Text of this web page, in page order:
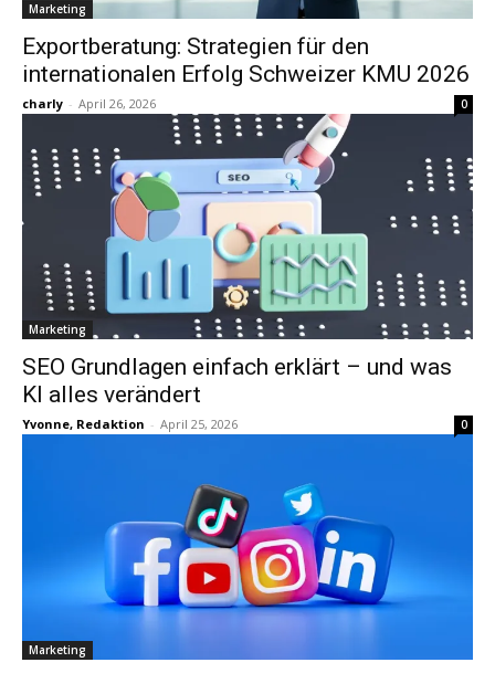
Marketing
Exportberatung: Strategien für den
internationalen Erfolg Schweizer KMU 2026
charly - April 26, 2026 0
Marketing
SEO Grundlagen einfach erklärt – und was
KI alles verändert
Yvonne, Redaktion - April 25, 2026 0
Marketing